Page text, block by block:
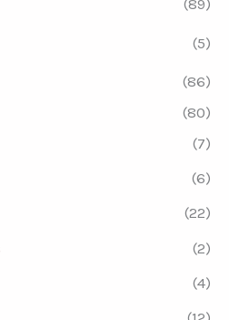
(89)
(5)
(86)
(80)
(7)
(6)
(22)
(2)
(4)